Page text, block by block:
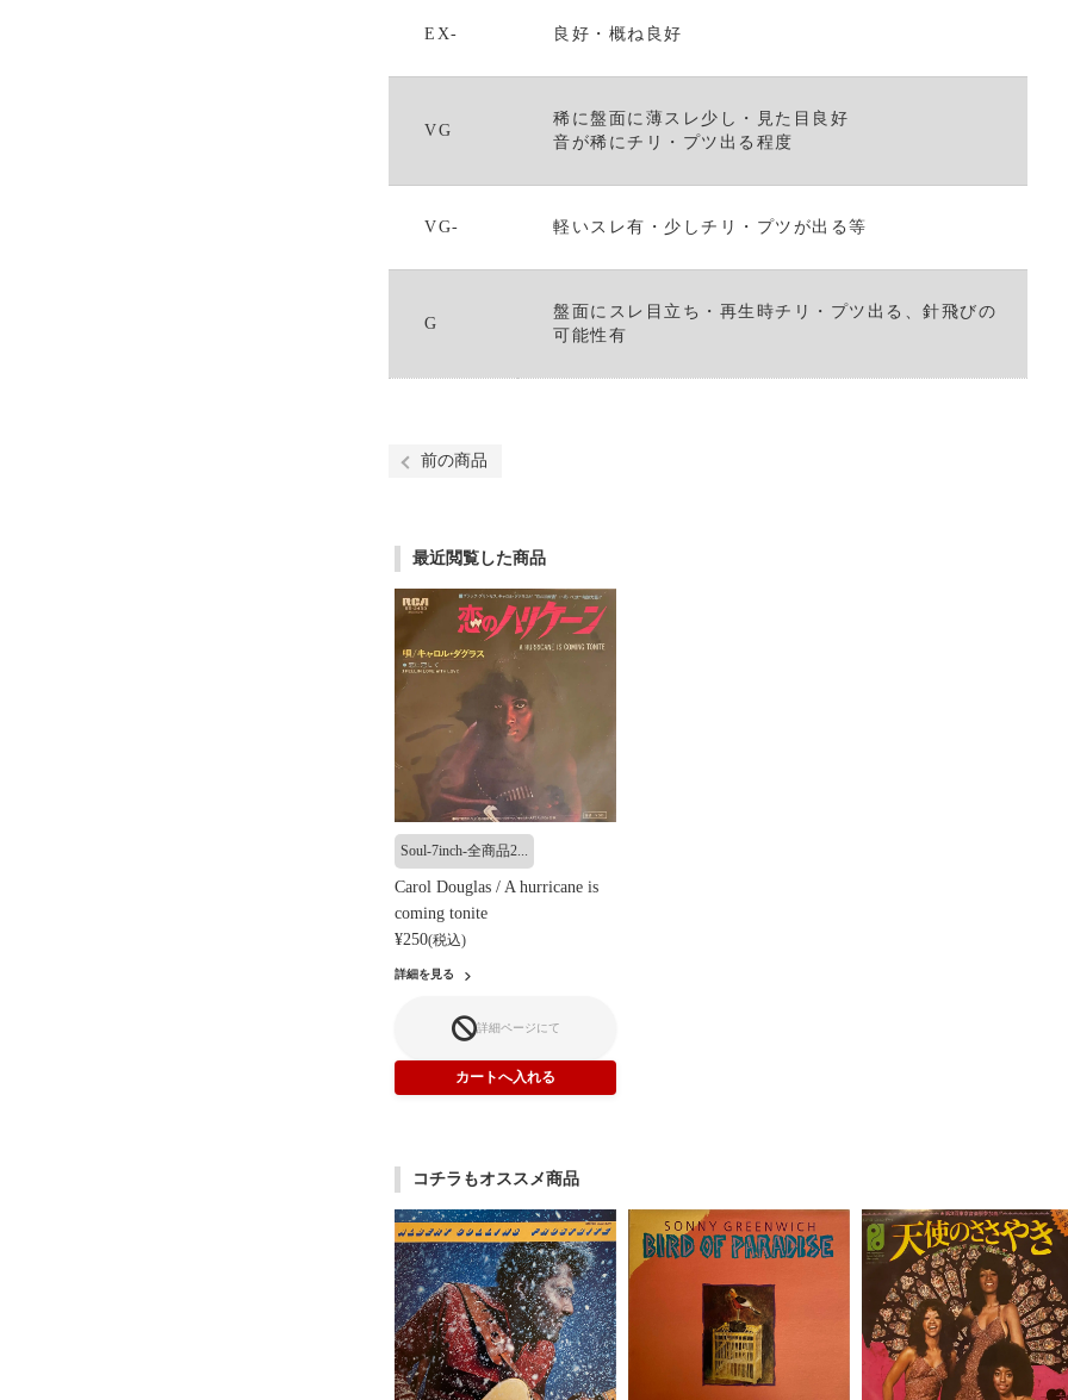
EX- 良好・概ね良好
VG
稀に盤面に薄スレ少し・見た目良好
音が稀にチリ・プツ出る程度
VG- 軽いスレ有・少しチリ・プツが出る等
G
盤面にスレ目立ち・再生時チリ・プツ出る、針飛びの
可能性有
前の商品
最近閲覧した商品
Soul-7inch-全商品2...
Carol Douglas / A hurricane is
coming tonite
¥250(税込)
詳細を見る
詳細ページにて
コチラもオススメ商品